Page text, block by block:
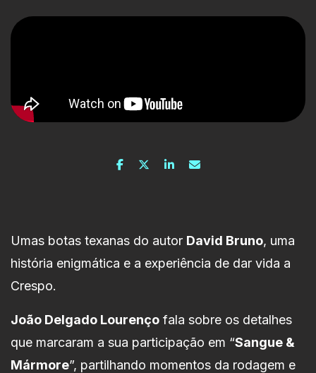
Umas botas texanas do autor David Bruno, uma
história enigmática e a experiência de dar vida a
Crespo.
João Delgado Lourenço fala sobre os detalhes
que marcaram a sua participação em “Sangue &
Mármore”, partilhando momentos da rodagem e